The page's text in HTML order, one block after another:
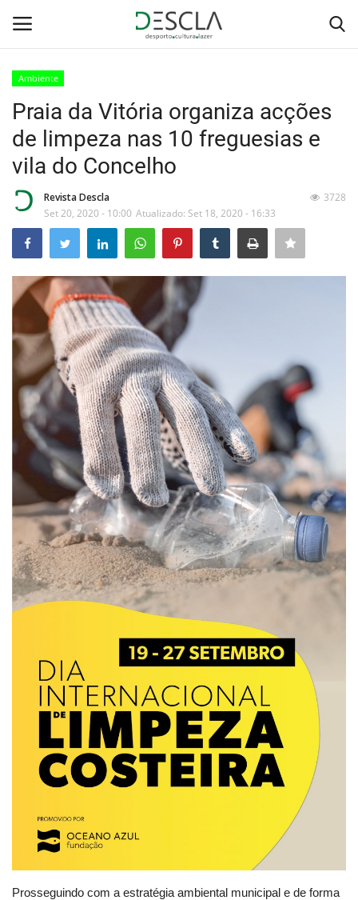
Home
Desporto
Sobre Nós
Educação
Estatuto Editorial
Saúde
Ficha técnica
Cultura
Lazer
Ambiente
Ambiente
Praia da Vitória organiza acções
de limpeza nas 10 freguesias e
vila do Concelho
Revista Descla
Set 20, 2020 - 10:00 Atualizado: Set 18, 2020 - 16:33
3728
Prosseguindo com a estratégia ambiental municipal e de forma